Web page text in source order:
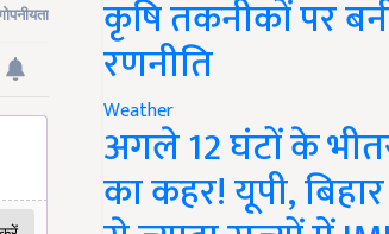
कृषि तकनीकों पर
रणनीति
Weather
अगले 12 घंटों के
का कहर! यूपी,